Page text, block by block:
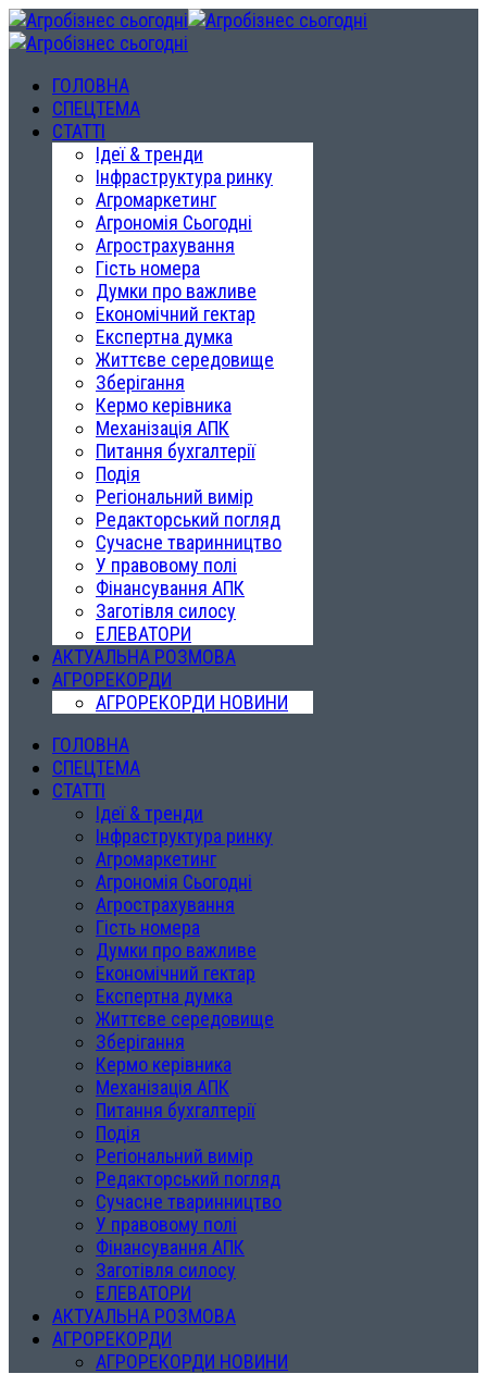
ГОЛОВНА
СПЕЦТЕМА
СТАТТІ
Ідеї & тренди
Інфраструктура ринку
Агромаркетинг
Агрономія Сьогодні
Агрострахування
Гість номера
Думки про важливе
Економічний гектар
Експертна думка
Життєве середовище
Зберігання
Кермо керівника
Механізація АПК
Питання бухгалтерії
Подія
Регіональний вимір
Редакторський погляд
Сучасне тваринництво
У правовому полі
Фінансування АПК
Заготівля силосу
ЕЛЕВАТОРИ
АКТУАЛЬНА РОЗМОВА
АГРОРЕКОРДИ
АГРОРЕКОРДИ НОВИНИ
ГОЛОВНА
СПЕЦТЕМА
СТАТТІ
Ідеї & тренди
Інфраструктура ринку
Агромаркетинг
Агрономія Сьогодні
Агрострахування
Гість номера
Думки про важливе
Економічний гектар
Експертна думка
Життєве середовище
Зберігання
Кермо керівника
Механізація АПК
Питання бухгалтерії
Подія
Регіональний вимір
Редакторський погляд
Сучасне тваринництво
У правовому полі
Фінансування АПК
Заготівля силосу
ЕЛЕВАТОРИ
АКТУАЛЬНА РОЗМОВА
АГРОРЕКОРДИ
АГРОРЕКОРДИ НОВИНИ